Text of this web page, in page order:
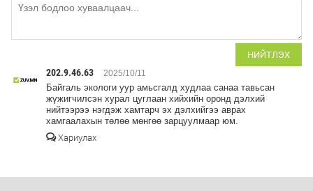
НИЙТЛЭХ
202.9.46.63 2025/10/11
Байгаль экологи уур амьсгалд худлаа санаа тавьсан
жүжигчилсэн хурал цуглаан хийхийн оронд дэлхий
нийтээрээ нэгдэж хамтарч эх дэлхийгээ аврах
хамгаалахын төлөө мөнгөө зарцуулмаар юм.
Хариулах